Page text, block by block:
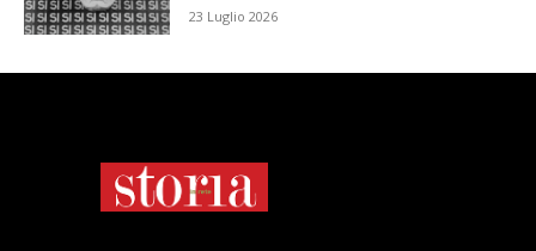
23 Luglio 2026